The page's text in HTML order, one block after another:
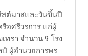
สต์มาสและวันขึ้นปี
รือศรีวรการ แก่ผู้
ทรา จำนวน 9 โรง
ผู้อำนวยการพร